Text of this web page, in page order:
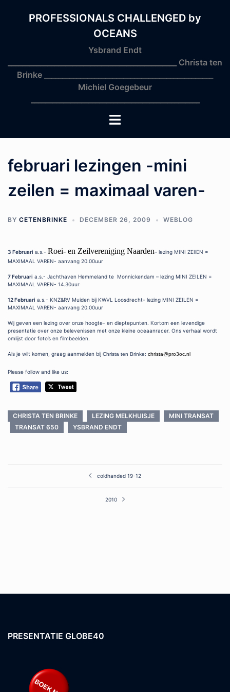
PROFESSIONALS CHALLENGED by
OCEANS
Ysbrand Endt
_______________________________________________ Christa ten
Brinke _______________________________________________
Michiel Goegebeur
Toggle
menu
februari lezingen -mini
zeilen = maximaal varen-
BY CETENBRINKE DECEMBER 26, 2009 WEBLOG
3 Februari a.s.- Roei- en Zeilvereniging Naarden– lezing MINI ZEIlEN =
MAXIMAAL VAREN- aanvang 20.00uur
7 Februari a.s.- Jachthaven Hemmeland te Monnickendam – lezing MINI ZEILEN =
MAXIMAAL VAREN- 14.30uur
12 Februari a.s.- KNZ&RV Muiden bij KWVL Loosdrecht- lezing MINI ZEILEN =
MAXIMAAL VAREN- aanvang 20.00uur
Wij geven een lezing over onze hoogte- en dieptepunten. Kortom een levendige
presentatie over onze belevenissen met onze kleine oceaanracer. Ons verhaal wordt
omlijst door foto’s en filmbeelden.
Als je wilt komen, graag aanmelden bij Christa ten Brinke: christa@pro3oc.nl
Please follow and like us:
CHRISTA TEN BRINKE LEZING MELKHUISJE
MINI TRANSAT
TRANSAT 650
YSBRAND ENDT
navigation
coldhanded 19-12
2010
PRESENTATIE GLOBE40